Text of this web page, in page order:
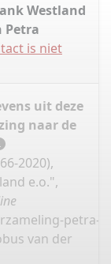
Westland
Petra
is niet
uit deze
naar de
2020),
e.o.",
petra-
van der